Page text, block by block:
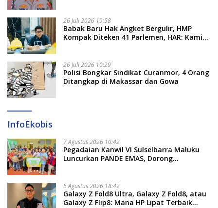
26 Juli 2026 19:58
​Babak Baru Hak Angket Bergulir, HMP
Kompak Diteken 41 Parlemen, HAR: Kami
26 Juli 2026 10:29
Polisi Bongkar Sindikat Curanmor, 4 Orang
Ditangkap di Makassar dan Gowa
InfoEkobis
7 Agustus 2026 10:42
Pegadaian Kanwil VI Sulselbarra Maluku
Luncurkan PANDE EMAS, Dorong
6 Agustus 2026 18:42
Galaxy Z Fold8 Ultra, Galaxy Z Fold8, atau
Galaxy Z Flip8: Mana HP Lipat Terbaik